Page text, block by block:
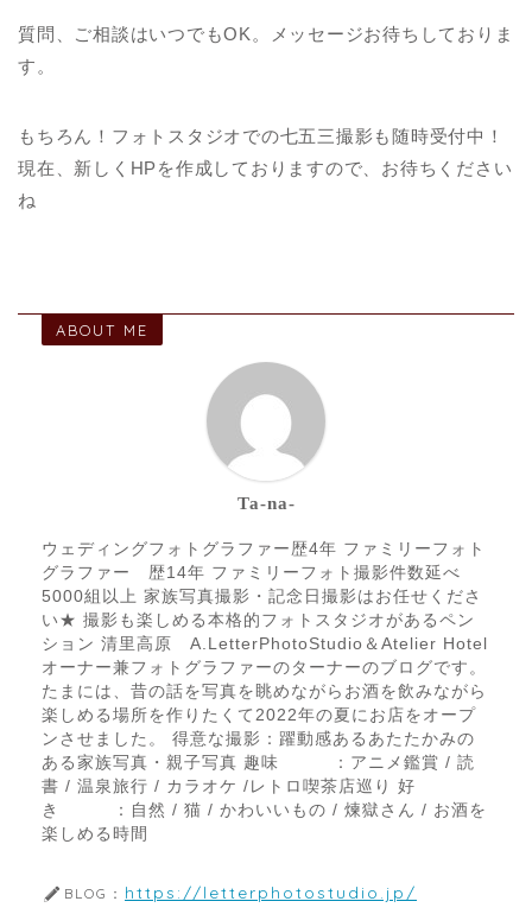
質問、ご相談はいつでもOK。メッセージお待ちしておりま
す。
もちろん！フォトスタジオでの七五三撮影も随時受付中！
現在、新しくHPを作成しておりますので、お待ちください
ね
ABOUT ME
Ta-na-
ウェディングフォトグラファー歴4年 ファミリーフォト
グラファー 歴14年 ファミリーフォト撮影件数延べ
5000組以上 家族写真撮影・記念日撮影はお任せくださ
い★ 撮影も楽しめる本格的フォトスタジオがあるペン
ション 清里高原 A.LetterPhotoStudio＆Atelier Hotel
オーナー兼フォトグラファーのターナーのブログです。
たまには、昔の話を写真を眺めながらお酒を飲みながら
楽しめる場所を作りたくて2022年の夏にお店をオープ
ンさせました。 得意な撮影：躍動感あるあたたかみの
ある家族写真・親子写真 趣味 ：アニメ鑑賞 / 読
書 / 温泉旅行 / カラオケ /レトロ喫茶店巡り 好
き ：自然 / 猫 / かわいいもの / 煉獄さん / お酒を
楽しめる時間
BLOG： https://letterphotostudio.jp/